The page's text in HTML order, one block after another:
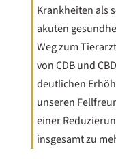
Krankheiten als
akuten
Weg zum
von CDB und
deutlichen
unseren
einer
insgesamt zu